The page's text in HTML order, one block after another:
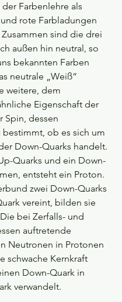
Farbenlehre als
rote Farbladungen
sind die drei
außen hin neutral, so
bekannten Farben
neutrale „Weiß“
weitere, dem
Eigenschaft der
Spin, dessen
ob es sich um
Down-Quarks handelt.
Quarks und ein Down-
entsteht ein Proton.
zwei Down-Quarks
vereint, bilden sie
bei Zerfalls- und
auftretende
Neutronen in Protonen
schwache Kernkraft
Down-Quark in
verwandelt.